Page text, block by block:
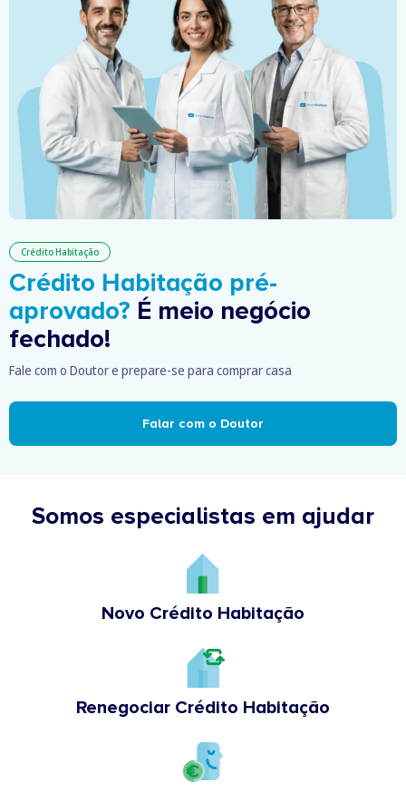
Crédito Habitação
Crédito Habitação pré-
aprovado? É meio negócio
fechado!
Fale com o Doutor e prepare-se para comprar casa
Falar com o Doutor
Somos especialistas em ajudar
Novo Crédito Habitação
Renegociar Crédito Habitação